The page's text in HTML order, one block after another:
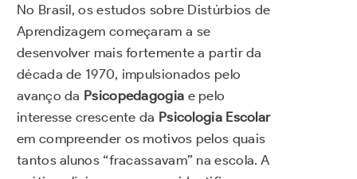
No Brasil, os estudos sobre Distúrbios de
Aprendizagem começaram a se
desenvolver mais fortemente a partir da
década de 1970, impulsionados pelo
avanço da Psicopedagogia e pelo
interesse crescente da Psicologia Escolar
em compreender os motivos pelos quais
tantos alunos “fracassavam” na escola. A